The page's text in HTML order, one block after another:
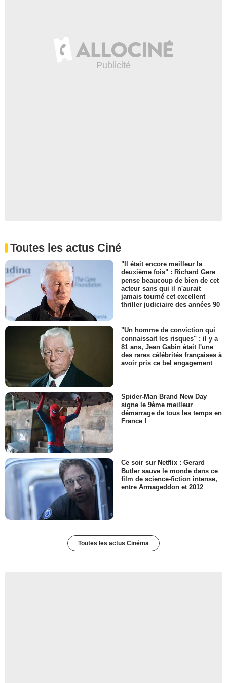
Toutes les actus Ciné
"Il était encore meilleur la
deuxième fois" : Richard Gere
pense beaucoup de bien de cet
acteur sans qui il n'aurait
jamais tourné cet excellent
thriller judiciaire des années 90
"Un homme de conviction qui
connaissait les risques" : il y a
81 ans, Jean Gabin était l'une
des rares célébrités françaises à
avoir pris ce bel engagement
Spider-Man Brand New Day
signe le 9ème meilleur
démarrage de tous les temps en
France !
Ce soir sur Netflix : Gerard
Butler sauve le monde dans ce
film de science-fiction intense,
entre Armageddon et 2012
Toutes les actus Cinéma